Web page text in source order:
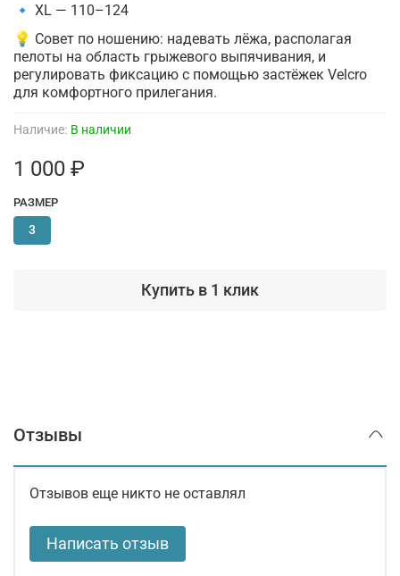
Наличие: В наличии
1 000 ₽
Купить в 1 клик
РАЗМЕР
3
🔹 XL — 110–124
💡 Совет по ношению: надевать лёжа, располагая
пелоты на область грыжевого выпячивания, и
регулировать фиксацию с помощью застёжек Velcro
для комфортного прилегания.
Отзывы
Отзывов еще никто не оставлял
Написать отзыв